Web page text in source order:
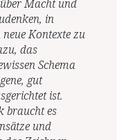
Macht und
in
Kontexte zu
das
Schema
gut
ist.
braucht es
und